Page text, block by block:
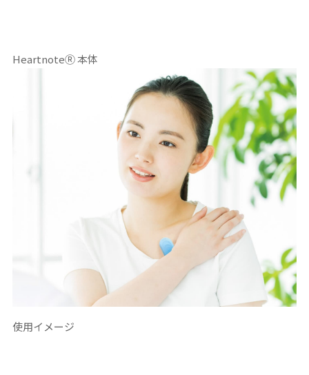
HeartnoteⓇ 本体
使用イメージ